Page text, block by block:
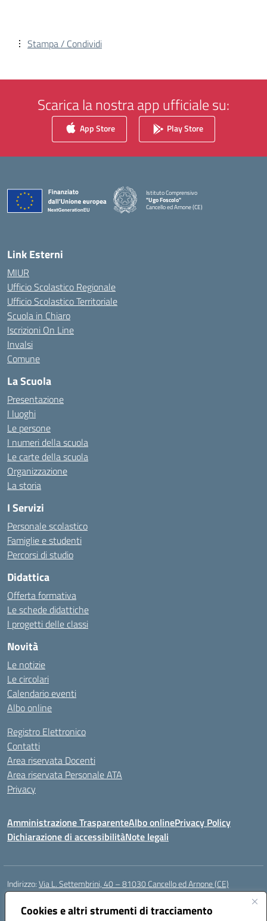
Cookies e altri strumenti di tracciamento
Stampa / Condividi
Scarica la nostra app ufficiale su:
App Store Play Store
Istituto Comprensivo
"Ugo Foscolo"
Cancello ed Arnone (CE)
Link Esterni
MIUR
Ufficio Scolastico Regionale
Ufficio Scolastico Territoriale
Scuola in Chiaro
Iscrizioni On Line
Invalsi
Comune
La Scuola
Presentazione
I luoghi
Le persone
I numeri della scuola
Le carte della scuola
Organizzazione
La storia
I Servizi
Personale scolastico
Famiglie e studenti
Percorsi di studio
Didattica
Offerta formativa
Le schede didattiche
I progetti delle classi
Novità
Le notizie
Le circolari
Calendario eventi
Albo online
Registro Elettronico
Contatti
Area riservata Docenti
Area riservata Personale ATA
Privacy
Amministrazione TrasparenteAlbo onlinePrivacy Policy
Dichiarazione di accessibilitàNote legali
Indirizzo:Via L. Settembrini, 40 – 81030 Cancello ed Arnone (CE)
Centralino:
Posta elettronica certificata (PEC):ceic818008@pec.istruzione.it